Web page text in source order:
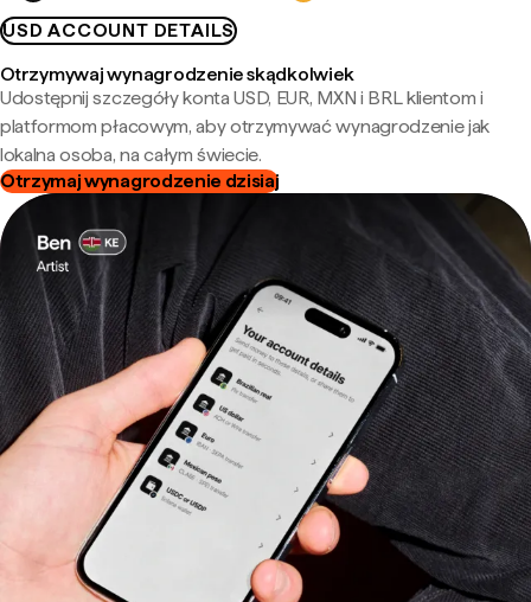
USD ACCOUNT DETAILS
Otrzymywaj wynagrodzenie skądkolwiek
Udostępnij szczegóły konta USD, EUR, MXN i BRL klientom i
platformom płacowym, aby otrzymywać wynagrodzenie jak
lokalna osoba, na całym świecie.
Otrzymaj wynagrodzenie dzisiaj